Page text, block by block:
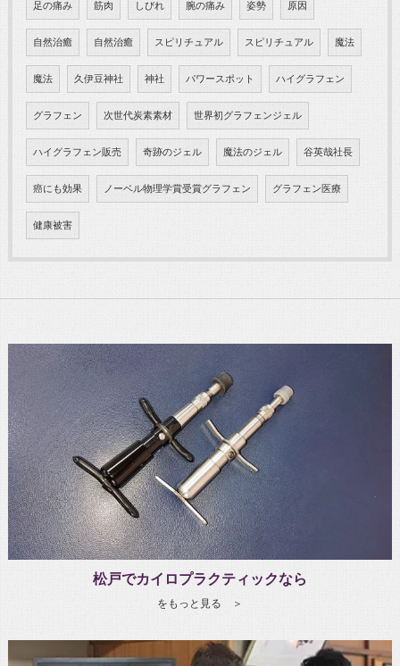
足の痛み 筋肉 しびれ 腕の痛み 姿勢 原因
自然治癒 自然治癒 スピリチュアル スピリチュアル 魔法
魔法 久伊豆神社 神社 パワースポット ハイグラフェン
グラフェン 次世代炭素素材 世界初グラフェンジェル
ハイグラフェン販売 奇跡のジェル 魔法のジェル 谷英哉社長
癌にも効果 ノーベル物理学賞受賞グラフェン グラフェン医療
健康被害
松戸でカイロプラクティックなら
をもっと見る ＞